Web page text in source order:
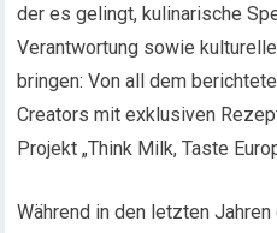
der es gelingt, kulinarische
Verantwortung sowie
bringen: Von all dem
Creators mit exklusiven
Projekt „Think Milk, Taste
Während in den letzten